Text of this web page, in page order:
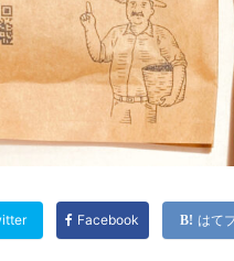
Facebook はて